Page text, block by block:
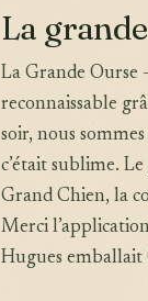
La
La Grande Ourse
reconnaissable
soir, nous
c’était sublime. Le
Grand Chien, la
Merci
Hugues emballait